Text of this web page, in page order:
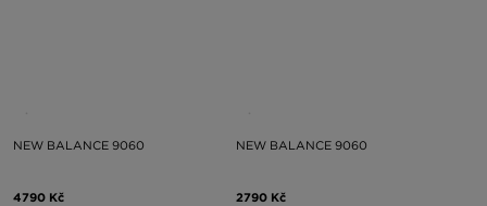
NEW BALANCE 9060
4790 Kč
NEW BALANCE 9060
2790 Kč